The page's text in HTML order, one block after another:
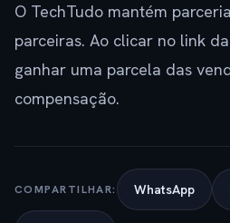
O TechTudo mantém
parceiras. Ao clicar no link
ganhar uma parcela das
compensação.
COMPARTILHAR: WhatsApp